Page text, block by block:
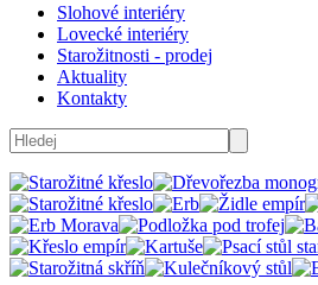
Slohové interiéry
Lovecké interiéry
Starožitnosti - prodej
Aktuality
Kontakty